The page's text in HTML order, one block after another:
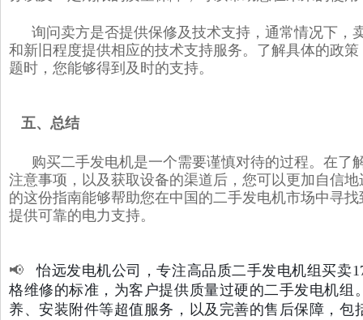
询问卖方是否提供保修及技术支持，通常情况下，
和新旧程度提供相应的技术支持服务。了解具体的政
题时，您能够得到及时的支持。
五、总结
购买二手发电机是一个需要谨慎对待的过程。在了
注意事项，以及获取设备的渠道后，您可以更加自信
的这份指南能够帮助您在中国的二手发电机市场中寻
提供可靠的电力支持。
📢怡远发电机公司，专注高品质二手发电机组买卖
格维修的标准，为客户提供质量过硬的二手发电机组
养、安装附件等超值服务，以及完善的售后保障，包